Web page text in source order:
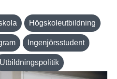
Högskoleutbildning
Ingenjörsstudent
Utbildningspolitik